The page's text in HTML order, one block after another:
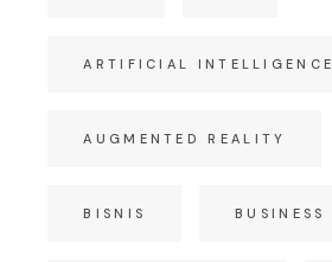
ARTIFICIAL INTELLIGENCE
AUGMENTED REALITY
BISNIS BUSINESS